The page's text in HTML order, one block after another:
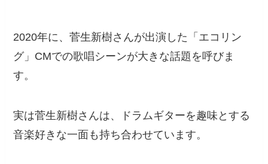
2020年に、菅生新樹さんが出演した「エコリン
グ」CMでの歌唱シーンが大きな話題を呼びま
す。
実は菅生新樹さんは、ドラムギターを趣味とする
音楽好きな一面も持ち合わせています。